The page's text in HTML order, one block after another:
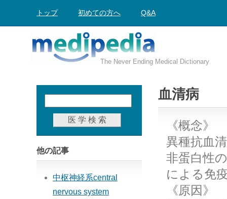
血清病
《概念》
異種抗血
非蛋白性
による免
《原因》
他の記事
中枢神経系central
nervous system
トップ 初めての方へ Q&A
The Never Ending Medical Dictionary